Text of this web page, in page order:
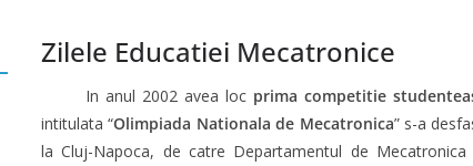
Zilele Educatiei Mecatronice
In anul 2002 avea loc prima competitie
intitulata “Olimpiada Nationala de Mecatronica” s-a
la Cluj-Napoca, de catre Departamentul de